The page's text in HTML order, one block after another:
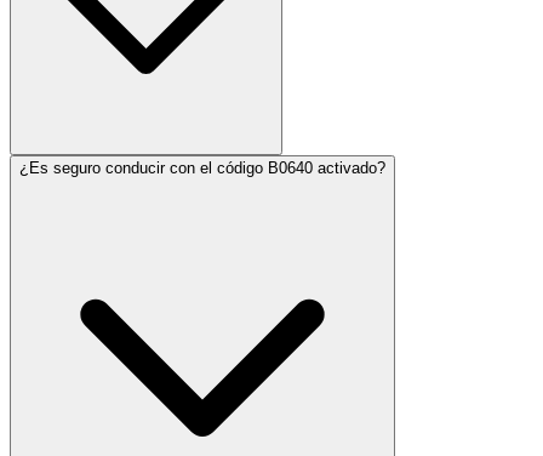
¿Es seguro conducir con el código B0640 activado?